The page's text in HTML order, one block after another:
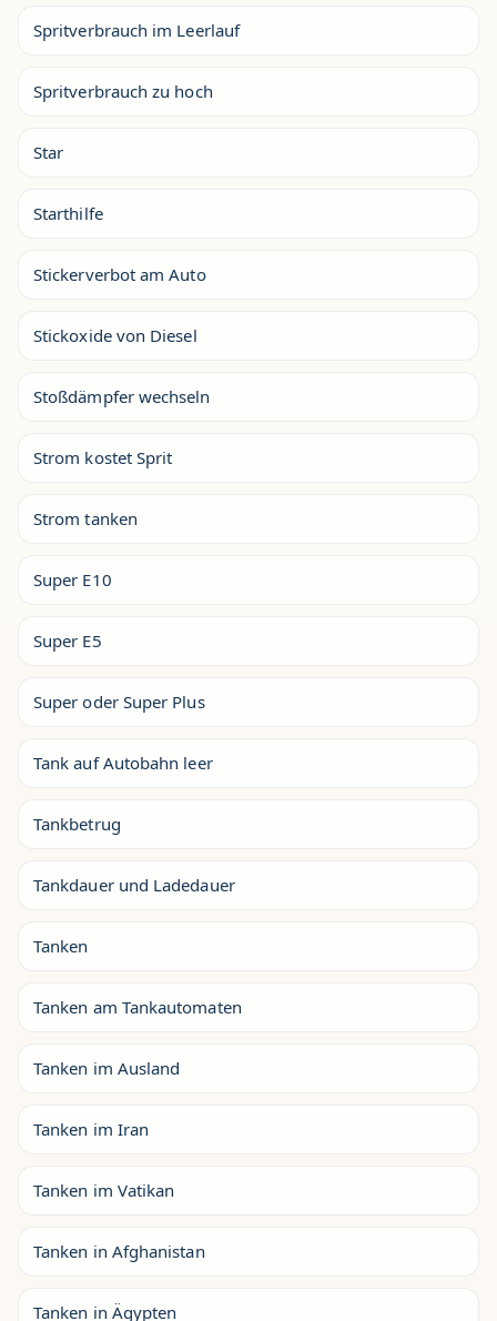
Spritverbrauch im Leerlauf
Spritverbrauch zu hoch
Star
Starthilfe
Stickerverbot am Auto
Stickoxide von Diesel
Stoßdämpfer wechseln
Strom kostet Sprit
Strom tanken
Super E10
Super E5
Super oder Super Plus
Tank auf Autobahn leer
Tankbetrug
Tankdauer und Ladedauer
Tanken
Tanken am Tankautomaten
Tanken im Ausland
Tanken im Iran
Tanken im Vatikan
Tanken in Afghanistan
Tanken in Ägypten